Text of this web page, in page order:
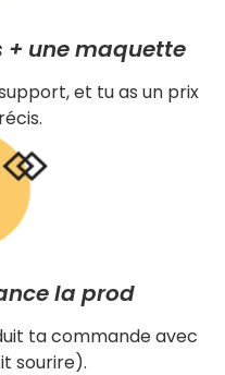
+ une maquette
et tu as un prix
la prod
ta commande avec
sourire).